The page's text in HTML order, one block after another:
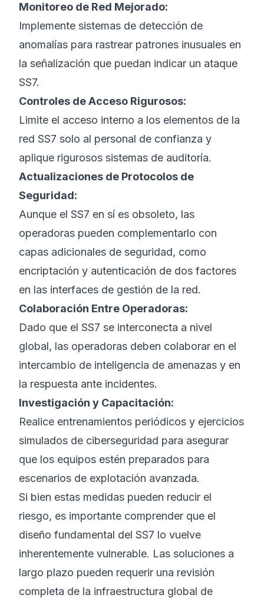
Monitoreo de Red Mejorado:
Implemente sistemas de detección de
anomalías para rastrear patrones inusuales en
la señalización que puedan indicar un ataque
SS7.
Controles de Acceso Rigurosos:
Limite el acceso interno a los elementos de la
red SS7 solo al personal de confianza y
aplique rigurosos sistemas de auditoría.
Actualizaciones de Protocolos de
Seguridad:
Aunque el SS7 en sí es obsoleto, las
operadoras pueden complementarlo con
capas adicionales de seguridad, como
encriptación y autenticación de dos factores
en las interfaces de gestión de la red.
Colaboración Entre Operadoras:
Dado que el SS7 se interconecta a nivel
global, las operadoras deben colaborar en el
intercambio de inteligencia de amenazas y en
la respuesta ante incidentes.
Investigación y Capacitación:
Realice entrenamientos periódicos y ejercicios
simulados de ciberseguridad para asegurar
que los equipos estén preparados para
escenarios de explotación avanzada.
Si bien estas medidas pueden reducir el
riesgo, es importante comprender que el
diseño fundamental del SS7 lo vuelve
inherentemente vulnerable. Las soluciones a
largo plazo pueden requerir una revisión
completa de la infraestructura global de